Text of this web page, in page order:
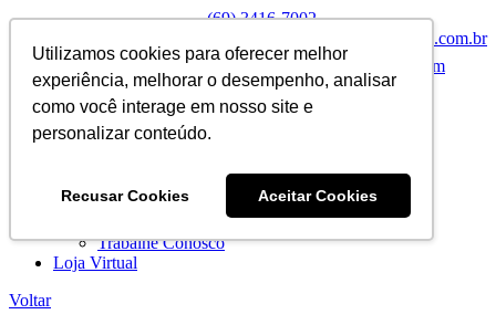
Utilizamos cookies para oferecer melhor
experiência, melhorar o desempenho, analisar
como você interage em nosso site e
personalizar conteúdo.
Recusar Cookies Aceitar Cookies
(69) 3416-7002
televendas@machadaomaquinas.com.br
Facebook
Instagram
Inicial
Sobre Nós
Servicos
Contato
Trabalhe Conosco
Loja Virtual
Voltar